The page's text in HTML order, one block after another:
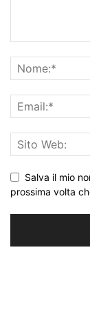
Salva il mio
prossima volta